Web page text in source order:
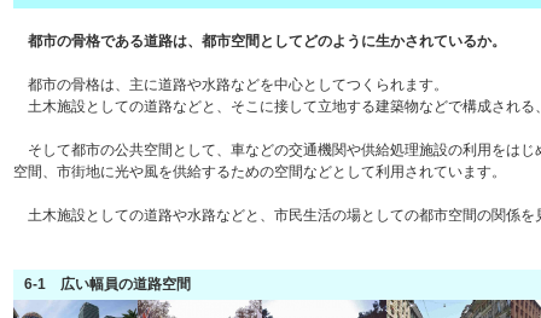
都市の骨格である道路は、都市空間としてどのように生かされているか。
都市の骨格は、主に道路や水路などを中心としてつくられます。
土木施設としての道路などと、そこに接して立地する建築物などで構成され
そして都市の公共空間として、車などの交通機関や供給処理施設の利用をは
空間、市街地に光や風を供給するための空間などとして利用されています。
土木施設としての道路や水路などと、市民生活の場としての都市空間の関係を
6-1 広い幅員の道路空間